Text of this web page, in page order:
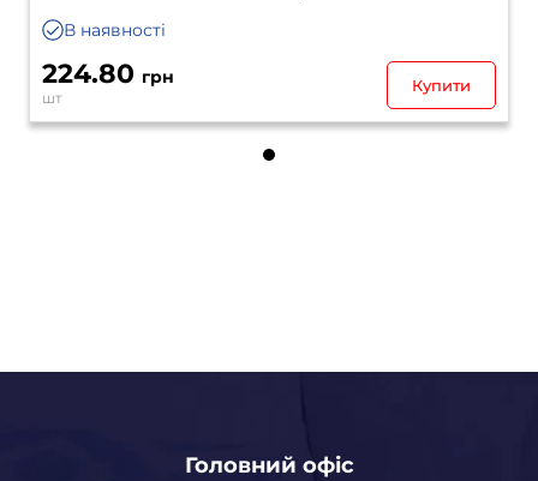
В наявності
224.80 грн
шт
Купити
Головний офіс